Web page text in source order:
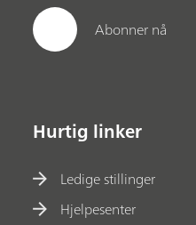
Abonner nå
Hurtig linker
Ledige stillinger
Hjelpesenter